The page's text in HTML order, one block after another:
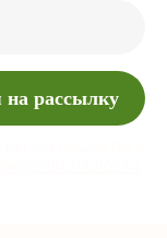
на рассылку